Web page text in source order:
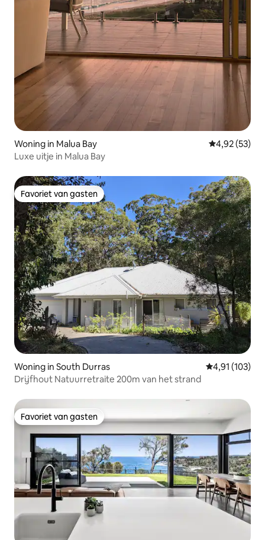
Woning in Malua Bay Gemiddelde
4,92 (53)
Luxe uitje in Malua Bay
Favoriet van gasten
Favoriet van gasten
Woning in South Durras Gemiddelde
4,91 (103)
Drijfhout Natuurretraite 200m van het strand
Favoriet van gasten
Favoriet van gasten